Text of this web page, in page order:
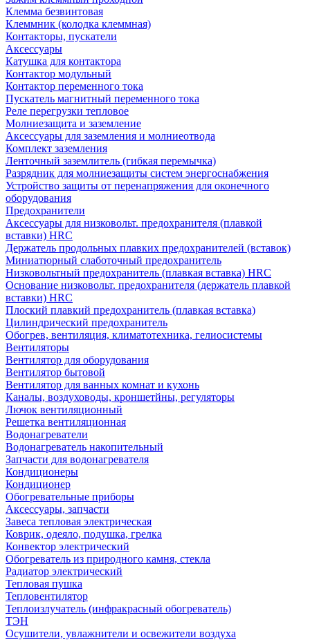
Клемма безвинтовая
Клеммник (колодка клеммная)
Контакторы, пускатели
Аксессуары
Катушка для контактора
Контактор модульный
Контактор переменного тока
Пускатель магнитный переменного тока
Реле перегрузки тепловое
Молниезащита и заземление
Аксессуары для заземления и молниеотвода
Комплект заземления
Ленточный заземлитель (гибкая перемычка)
Разрядник для молниезащиты систем энергоснабжения
Устройство защиты от перенапряжения для оконечного
оборудования
Предохранители
Аксессуары для низковольт. предохранителя (плавкой
вставки) HRC
Держатель продольных плавких предохранителей (вставок)
Миниатюрный слаботочный предохранитель
Низковольтный предохранитель (плавкая вставка) HRC
Основание низковольт. предохранителя (держатель плавкой
вставки) HRC
Плоский плавкий предохранитель (плавкая вставка)
Цилиндрический предохранитель
Обогрев, вентиляция, климатотехника, гелиосистемы
Вентиляторы
Вентилятор для оборудования
Вентилятор бытовой
Вентилятор для ванных комнат и кухонь
Каналы, воздуховоды, кроншетйны, регуляторы
Лючок вентиляционный
Решетка вентиляционная
Водонагреватели
Водонагреватель накопительный
Запчасти для водонагревателя
Кондиционеры
Кондиционер
Обогревательные приборы
Аксессуары, запчасти
Завеса тепловая электрическая
Коврик, одеяло, подушка, грелка
Конвектор электрический
Обогреватель из природного камня, стекла
Радиатор электрический
Тепловая пушка
Тепловентилятор
Теплоизлучатель (инфракрасный обогреватель)
ТЭН
Осушители, увлажнители и освежители воздуха